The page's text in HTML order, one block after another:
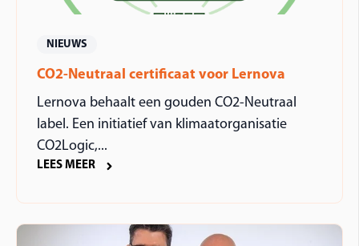
NIEUWS
CO2-Neutraal certificaat voor Lernova
Lernova behaalt een gouden CO2-Neutraal
label. Een initiatief van klimaatorganisatie
CO2Logic,...
LEES MEER